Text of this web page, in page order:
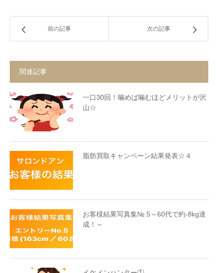
前の記事 次の記事
関連記事
一口30回！噛めば噛むほどメリットが沢
山☆
脂肪買取キャンペーン結果発表☆４
お客様結果写真集№.5～60代で約-8kg達
成！～